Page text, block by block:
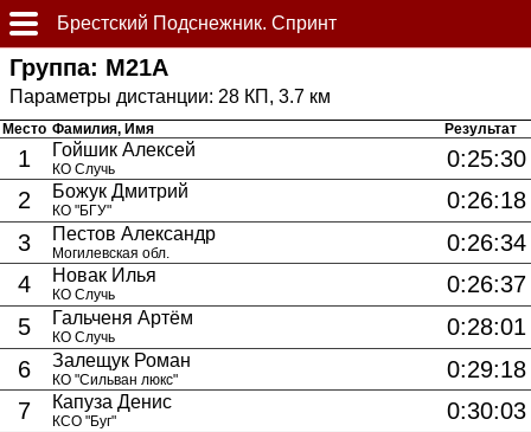
Брестский Подснежник. Спринт
Группа: М21А
28 КП, 3.7 км
Фамилия, Имя Результат
Место
Гойшик Алексей
КО Случь 0:25:30
1
Божук Дмитрий
КО "БГУ" 0:26:18
2
Пестов Александр
Могилевская обл. 0:26:34
3
Новак Илья
КО Случь 0:26:37
4
Гальченя Артём
КО Случь 0:28:01
5
Залещук Роман
КО "Сильван люкс" 0:29:18
6
Капуза Денис
КСО "Буг" 0:30:03
7